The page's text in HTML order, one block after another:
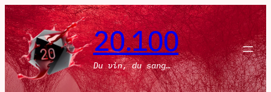
Aller
au
contenu
20.100
Du vin, du sang…